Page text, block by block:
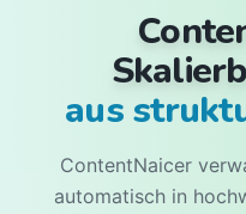
aus
ContentNaicer
automatisch in